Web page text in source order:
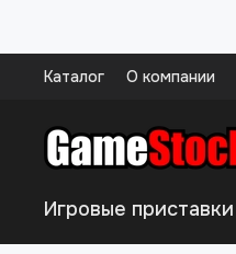
Каталог О компании
Игровые приставки